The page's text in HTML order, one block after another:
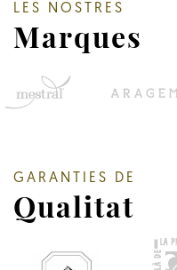
LES NOSTRES
Marques
GARANTIES DE
Qualitat